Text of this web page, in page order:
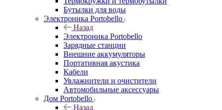
Бутылки для воды
Электроника Portobello
Назад
Электроника Portobello
Зарядные станции
Внешние аккумуляторы
Портативная акустика
Кабели
Увлажнители и очистители
Автомобильные аксессуары
Дом Portobello
Назад